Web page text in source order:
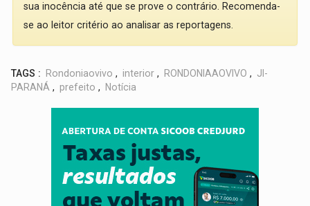
sua inocência até que se prove o contrário. Recomenda-
se ao leitor critério ao analisar as reportagens.
TAGS : Rondoniaovivo , interior , RONDONIAAOVIVO , JI-
PARANÁ , prefeito , Notícia